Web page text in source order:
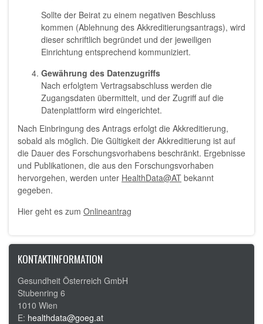
Sollte der Beirat zu einem negativen Beschluss
kommen (Ablehnung des Akkreditierungsantrags), wird
dieser schriftlich begründet und der jeweiligen
Einrichtung entsprechend kommuniziert.
Gewährung des Datenzugriffs
Nach erfolgtem Vertragsabschluss werden die
Zugangsdaten übermittelt, und der Zugriff auf die
Datenplattform wird eingerichtet.
Nach Einbringung des Antrags erfolgt die Akkreditierung,
sobald als möglich. Die Gültigkeit der Akkreditierung ist auf
die Dauer des Forschungsvorhabens beschränkt. Ergebnisse
und Publikationen, die aus den Forschungsvorhaben
hervorgehen, werden unter HealthData@AT bekannt
gegeben.
Hier geht es zum Onlineantrag
KONTAKTINFORMATION
Gesundheit Österreich GmbH
Stubenring 6
1010 Wien
E: healthdata@goeg.at